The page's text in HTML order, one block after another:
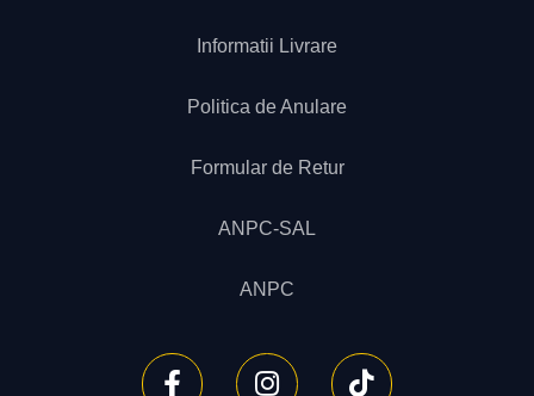
Informatii Livrare
Politica de Anulare
Formular de Retur
ANPC-SAL
ANPC